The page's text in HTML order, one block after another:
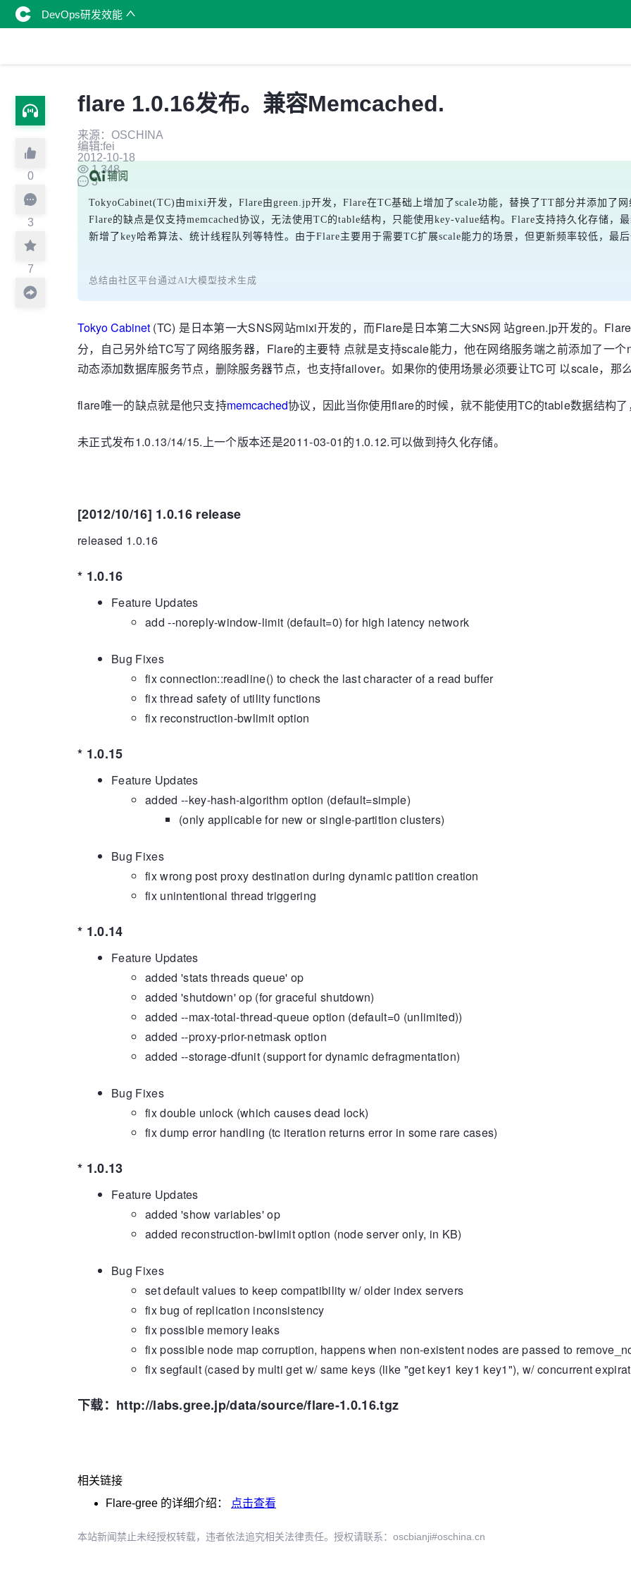
DevOps研发效能
0
3
7
flare 1.0.16发布。兼容Memcached.
来源：OSCHINA
编辑:fei
2012-10-18
1,348
3
TokyoCabinet(TC)由mixi开发，Flare由green.jp开发，Flare在TC基础上增加了scale功能，替换了TT部分并添加了
Flare的缺点是仅支持memcached协议，无法使用TC的table结构，只能使用key-value结构。Flare支持持久化存储，
新增了key哈希算法、统计线程队列等特性。由于Flare主要用于需要TC扩展scale能力的场景，但更新频率较低，最后
总结由社区平台通过AI大模型技术生成
Tokyo Cabinet (TC) 是日本第一大SNS网站mixi开发的，而Flare是日本第二大SNS网 站green.jp开发的。
分，自己另外给TC写了网络服务器，Flare的主要特 点就是支持scale能力，他在网络服务端之前添加了一
动态添加数据库服务节点，删除服务器节点，也支持failover。如果你的使用场景必须要让TC可 以scale，那
flare唯一的缺点就是他只支持memcached协议，因此当你使用flare的时候，就不能使用TC的table数据结构
未正式发布1.0.13/14/15.上一个版本还是2011-03-01的1.0.12.可以做到持久化存储。
[2012/10/16] 1.0.16 release
released 1.0.16
* 1.0.16
Feature Updates
add --noreply-window-limit (default=0) for high latency network
Bug Fixes
fix connection::readline() to check the last character of a read buffer
fix thread safety of utility functions
fix reconstruction-bwlimit option
* 1.0.15
Feature Updates
added --key-hash-algorithm option (default=simple)
(only applicable for new or single-partition clusters)
Bug Fixes
fix wrong post proxy destination during dynamic patition creation
fix unintentional thread triggering
* 1.0.14
Feature Updates
added 'stats threads queue' op
added 'shutdown' op (for graceful shutdown)
added --max-total-thread-queue option (default=0 (unlimited))
added --proxy-prior-netmask option
added --storage-dfunit (support for dynamic defragmentation)
Bug Fixes
fix double unlock (which causes dead lock)
fix dump error handling (tc iteration returns error in some rare cases)
* 1.0.13
Feature Updates
added 'show variables' op
added reconstruction-bwlimit option (node server only, in KB)
Bug Fixes
set default values to keep compatibility w/ older index servers
fix bug of replication inconsistency
fix possible memory leaks
fix possible node map corruption, happens when non-existent nodes are passed to
fix segfault (cased by multi get w/ same keys (like "get key1 key1 key1"), w/ concurrent
下载：http://labs.gree.jp/data/source/flare-1.0.16.tgz
相关链接
Flare-gree 的详细介绍： 点击查看
本站新闻禁止未经授权转载，违者依法追究相关法律责任。授权请联系：oscbianji#oschina.cn